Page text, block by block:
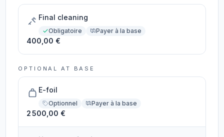
Final cleaning
Obligatoire Payer à la base
400,00 €
OPTIONAL AT BASE
E-foil
Optionnel Payer à la base
2 500,00 €